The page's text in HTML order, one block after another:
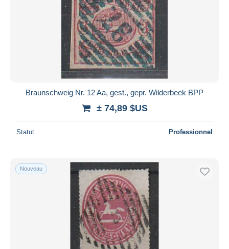
Braunschweig Nr. 12 Aa, gest., gepr. Wilderbeek BPP
± 74,89 $US
Statut Professionnel
Nouveau